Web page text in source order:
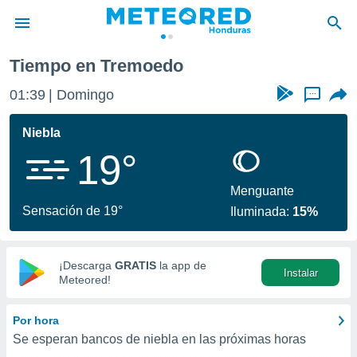
de
ha sido
para
calidad.
a este
las
y
digital
basada
Tiempo en Tremoedo
01:39 Domingo ...
Niebla
19°
Sensación de 19°
Menguante
Iluminada: 15%
¡Descarga GRATIS la app de
Meteored!
Instalar
Por hora
Se esperan bancos de niebla en las próximas horas